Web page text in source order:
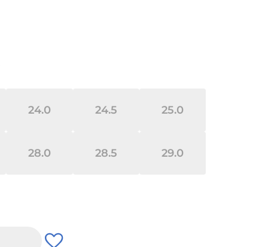
24.0 24.5 25.0
28.0 28.5 29.0